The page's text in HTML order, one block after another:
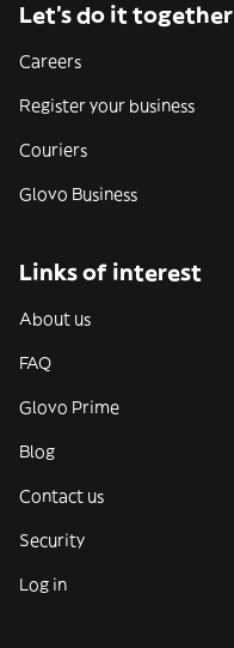
Let’s do it together
Careers
Register your business
Couriers
Glovo Business
Links of interest
About us
FAQ
Glovo Prime
Blog
Contact us
Security
Log in